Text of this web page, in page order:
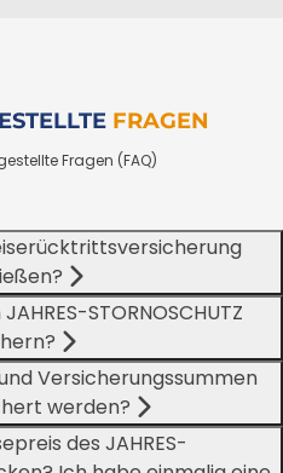
FRAGEN
Fragen (FAQ)
STORNOSCHUTZ
Versicherungssummen
werden?
des JAHRES-